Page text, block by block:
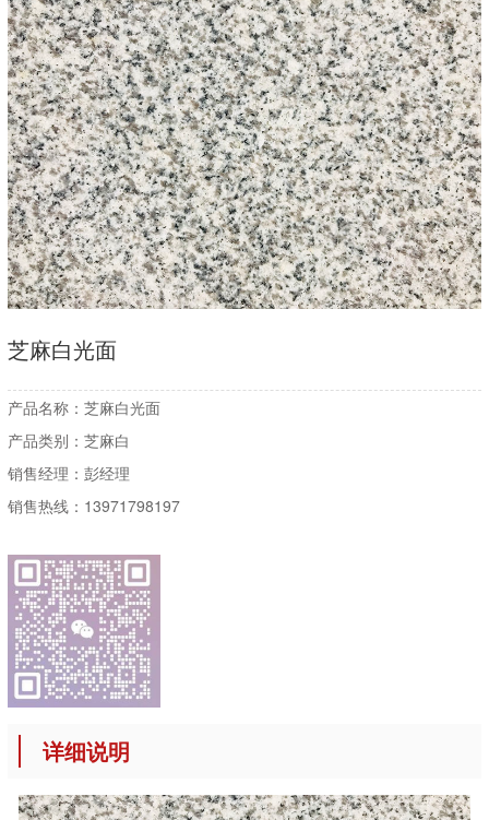
芝麻白光面
产品名称：芝麻白光面
产品类别：芝麻白
销售经理：彭经理
销售热线： 13971798197
详细说明